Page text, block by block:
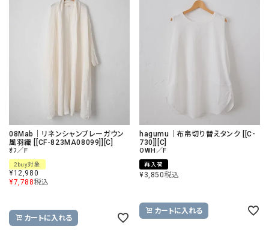
08Mab｜リネンシャンブレーガウン
風羽織 [[CF-823MA08099]][C]
ｵﾌ／F
2buy対象
¥12,980
¥7,788税込
カートに入れる
hagumu｜布帛切り替えタンク [[C-
730]][C]
OWH／F
再入荷
¥3,850税込
カートに入れる